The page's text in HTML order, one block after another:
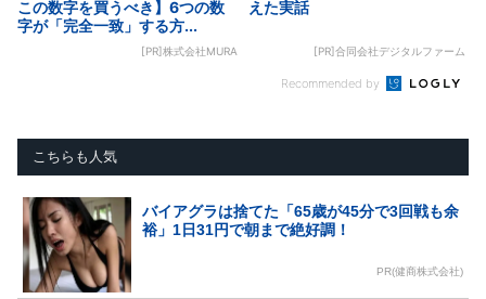
この数字を買うべき】6つの数
字が「完全一致」する方...
[PR]株式会社MURA
えた実話
[PR]合同会社デジタルファーム
Recommended by
こちらも人気
バイアグラは捨てた「65歳が45分で3回戦も余
裕」1日31円で朝まで絶好調！
PR(健商株式会社)